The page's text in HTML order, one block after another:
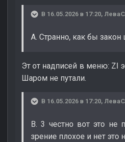
В 16.05.2026 в 17:20,
А. Странно, как бы
Эт от надписей в меню: ZI
Шаром не путали.
В 16.05.2026 в 17:20,
В. 3 честно вот это не
зрение плохое и нет это